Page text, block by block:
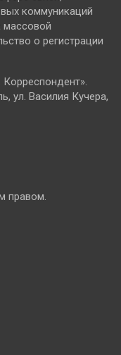
коммуникаций
массовой
о регистрации
ул. Василия Кучера,
правом.